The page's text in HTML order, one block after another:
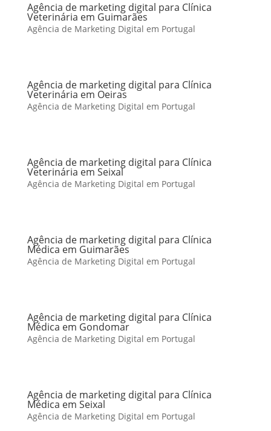
Agência de marketing digital para Clínica
Veterinária em Guimarães
Agência de Marketing Digital em Portugal
Agência de marketing digital para Clínica
Veterinária em Oeiras
Agência de Marketing Digital em Portugal
Agência de marketing digital para Clínica
Veterinária em Seixal
Agência de Marketing Digital em Portugal
Agência de marketing digital para Clínica
Médica em Guimarães
Agência de Marketing Digital em Portugal
Agência de marketing digital para Clínica
Médica em Gondomar
Agência de Marketing Digital em Portugal
Agência de marketing digital para Clínica
Médica em Seixal
Agência de Marketing Digital em Portugal